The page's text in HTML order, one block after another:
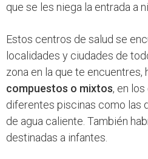
que se les niega la entrada a
Estos centros de salud se
localidades y ciudades de
zona en la que te encuentres,
compuestos o mixtos, en
diferentes piscinas como las
de agua caliente. También
destinadas a infantes.